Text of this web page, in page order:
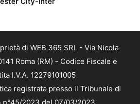
di WEB 365 SRL - Via Nicola
Roma (RM) - Codice Fiscale e
I.V.A. 12279101005
registrata presso il Tribunale di